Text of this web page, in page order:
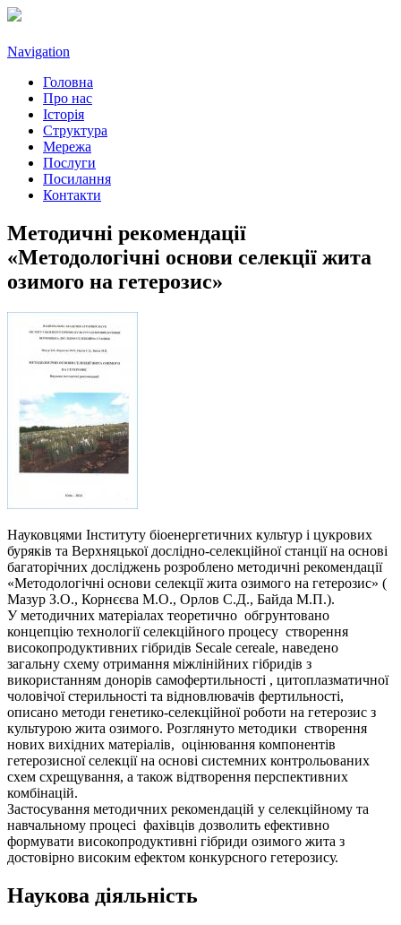
Navigation
Головна
Про нас
Історія
Структура
Мережа
Послуги
Посилання
Контакти
Методичні рекомендації
«Методологічні основи селекції жита
озимого на гетерозис»
Науковцями Інституту біоенергетичних культур і цукрових
буряків та Верхняцької дослідно-селекційної станції на основі
багаторічних досліджень розроблено методичні рекомендації
«Методологічні основи селекції жита озимого на гетерозис» (
Мазур З.О., Корнєєва М.О., Орлов С.Д., Байда М.П.).
У методичних матеріалах теоретично обгрунтовано
концепцію технології селекційного процесу створення
високопродуктивних гібридів Secale cereale, наведено
загальну схему отримання міжлінійних гібридів з
використанням донорів самофертильності , цитоплазматичної
чоловічої стерильності та відновлювачів фертильності,
описано методи генетико-селекційної роботи на гетерозис з
культурою жита озимого. Розглянуто методики створення
нових вихідних матеріалів, оцінювання компонентів
гетерозисної селекції на основі системних контрольованих
схем схрещування, а також відтворення перспективних
комбінацій.
Застосування методичних рекомендацій у селекційному та
навчальному процесі фахівців дозволить ефективно
формувати високопродуктивні гібриди озимого жита з
достовірно високим ефектом конкурсного гетерозису.
Наукова діяльність